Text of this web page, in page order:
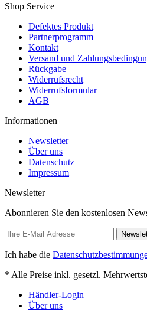
Shop Service
Defektes Produkt
Partnerprogramm
Kontakt
Versand und
Rückgabe
Widerrufsrecht
Widerrufsformular
AGB
Informationen
Newsletter
Über uns
Datenschutz
Impressum
Newsletter
Abonnieren Sie den kostenlosen
Ich habe die
* Alle Preise inkl. gesetzl.
Händler-Login
Über uns